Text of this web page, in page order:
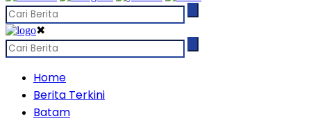
✖
Home
Berita Terkini
Batam